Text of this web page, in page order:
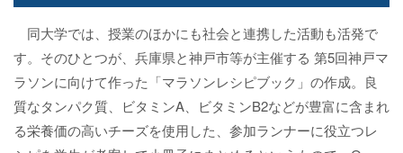
同大学では、授業のほかにも社会と連携した活動も活発で
す。そのひとつが、兵庫県と神戸市等が主催する 第5回神戸マ
ラソンに向けて作った「マラソンレシピブック」の作成。良
質なタンパク質、ビタミンA、ビタミンB2などが豊富に含まれ
る栄養価の高いチーズを使用した、参加ランナーに役立つレ